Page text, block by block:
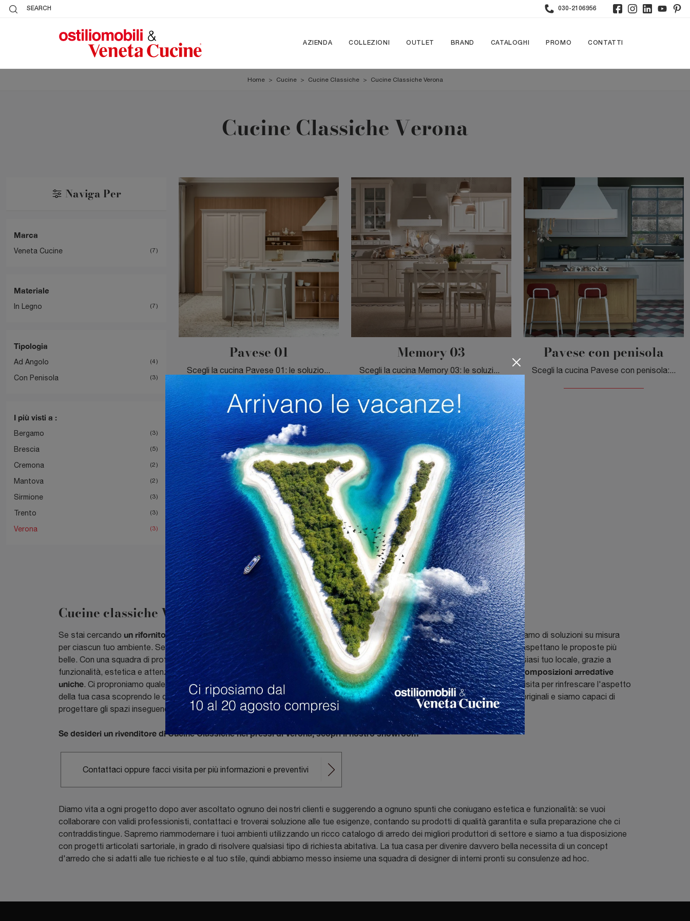
SEARCH 030-2106956
AZIENDA COLLEZIONI OUTLET BRAND CATALOGHI PROMO CONTATTI
Home > Cucine > Cucine Classiche > Cucine Classiche Verona
Cucine Classiche Verona
Naviga Per
Marca
Veneta Cucine 7
Materiale
In Legno 7
Tipologia
Ad Angolo 4
Con Penisola 3
I più visti a :
Bergamo 3
Brescia 5
Cremona 2
Mantova 2
Sirmione 3
Trento 3
Verona 3
Pavese 01
Scegli la cucina Pavese 01: le soluzioni tradizionali Veneta Cucine in legno sono garanzia di qualità, stile e design.
Memory 03
Scegli la cucina Memory 03: le soluzioni classiche Veneta Cucine in legno sono sinonimo di qualità, design e contenuto estetico.
Pavese con penisola
Scegli la cucina Pavese con penisola: le soluzioni classiche Veneta Cucine in legno sono sinonimo di qualità, design e contenuto estetico.
Cucine classiche Verona
Se stai cercando un rifornito negozio di Cucine Classiche accanto a Verona, noi saremo il tuo partner ideale poiché ci occupiamo di soluzioni su misura
per ciascun tuo ambiente. Se incontrare i mobili ideali per la tua casa ti pare impossibile, non hai visitato il nostro store, dove ti aspettano le proposte più
belle. Con una squadra di professionisti come il nostro potrai conoscere numerose e preziose idee per rendere particolare qualsiasi tuo locale, grazie a
funzionalità, estetica e attenzione per i particolari. Tramite una gamma ampia di arredo, anche su misura, sappiamosuggerirti composizioni arredative
uniche . Ci proproniamo quale uno dei più quotati show room vicino a casa tua per tutto ciò che riguarda design e arredo, facci visita per rinfrescare l'aspetto
della tua casa scoprendo le diverse novità del mondo dell'arredo: scegliamo i più quotati brand di settore per progettare spazi originali e siamo capaci di
progettare gli spazi inseguendo i tuoi sogni e ogni tua precisa richiesta
Se desideri un rivenditore di Cucine Classiche nei pressi di Verona, scopri il nostro showroom
Contattaci oppure facci visita per più informazioni e preventivi
Diamo vita a ogni progetto dopo aver ascoltato ognuno dei nostri clienti e suggerendo a ognuno spunti che coniugano estetica e funzionalità: se vuoi
collaborare con validi professionisti, contattaci e troverai soluzione alle tue esigenze, contando su prodotti di qualità garantita e sulla preparazione che ci
contraddistingue. Sapremo riammodernare i tuoi ambienti utilizzando un ricco catalogo di arredo dei migliori produttori di settore e siamo a tua disposizione
con progetti articolati sartoriale, in grado di risolvere qualsiasi tipo di richiesta abitativa. La tua casa per divenire davvero bella necessita di un concept
d'arredo che si adatti alle tue richieste e al tuo stile, quindi abbiamo messo insieme una squadra di designer di interni pronti su consulenze ad hoc.